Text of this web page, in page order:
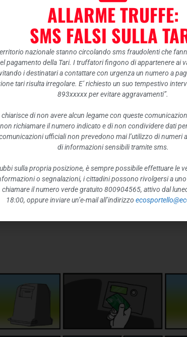
conferito esclusivamente con la
un duplicato oppure in caso di
ne potrà richiederne una nuova
l’ecosportello
ALLARME TRUFFE:
SMS FALSI SULLA
nazionale stanno circolando sms fraudolenti che
pagamento della Tari. I truffatori fingono di appartenere ai
i destinatari a contattare con urgenza un numero a
tari risulta irregolare. E’ richiesto un suo tempestivo
893xxxxx per evitare aggravamenti”.
chiarisce di non avere alcun legame con queste
richiamare il numero indicato e di non condividere dati
ufficiali non prevedono mai l’utilizzo di numeri
di informazioni sensibili tramite sms.
sulla propria posizione, è sempre possibile effettuare le
o segnalazioni, i cittadini possono rivolgersi a
il numero verde gratuito 800904565, attivo dal
18:00, oppure inviare un’e-mail all’indirizzo